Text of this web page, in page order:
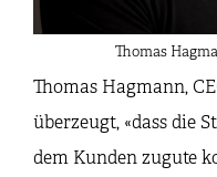
Thomas
Thomas Hagmann,
überzeugt, «dass die
dem Kunden zugute